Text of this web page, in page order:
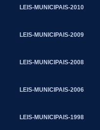
LEIS-MUNICIPAIS-2010
LEIS-MUNICIPAIS-2009
LEIS-MUNICIPAIS-2008
LEIS-MUNICIPAIS-2006
LEIS-MUNICIPAIS-1998